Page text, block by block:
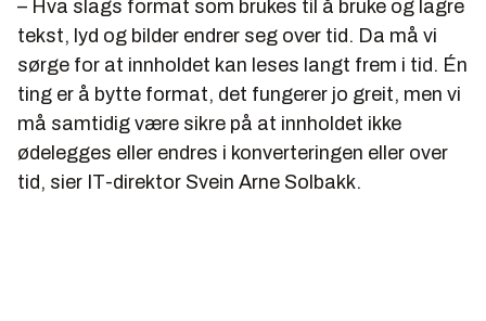
– Hva slags format som brukes til å bruke og lagre
tekst, lyd og bilder endrer seg over tid. Da må vi
sørge for at innholdet kan leses langt frem i tid. Én
ting er å bytte format, det fungerer jo greit, men vi
må samtidig være sikre på at innholdet ikke
ødelegges eller endres i konverteringen eller over
tid, sier IT-direktor Svein Arne Solbakk.